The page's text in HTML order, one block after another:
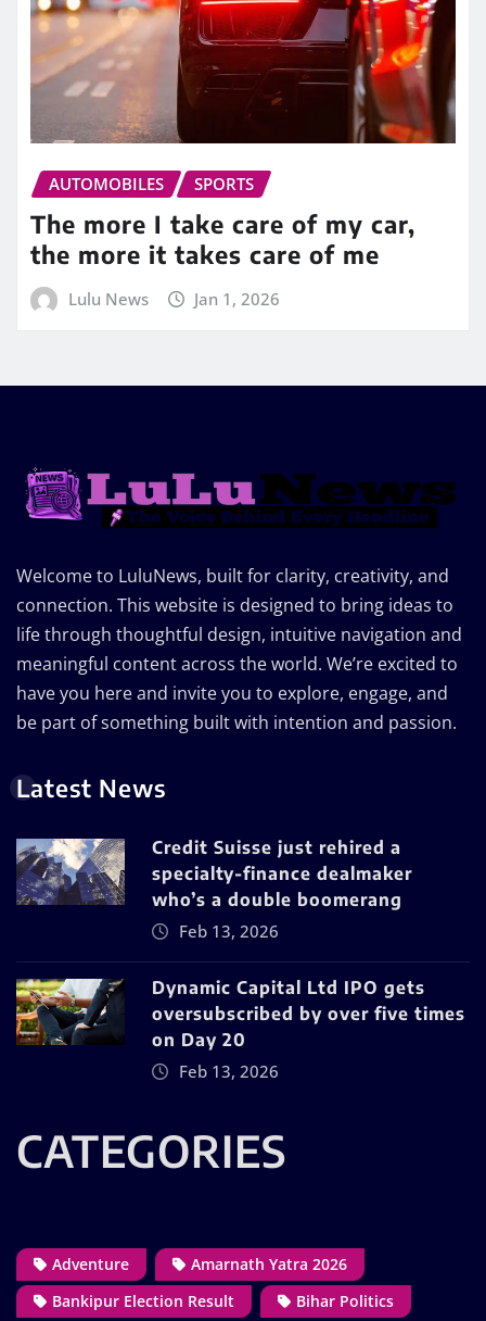
AUTOMOBILES SPORTS
The more I take care of my car,
the more it takes care of me
Lulu News Jan 1, 2026
Welcome to LuluNews, built for clarity, creativity, and
connection. This website is designed to bring ideas to
life through thoughtful design, intuitive navigation and
meaningful content across the world. We’re excited to
have you here and invite you to explore, engage, and
be part of something built with intention and passion.
Latest News
Credit Suisse just rehired a
specialty-finance dealmaker
who’s a double boomerang
Feb 13, 2026
Dynamic Capital Ltd IPO gets
oversubscribed by over five times
on Day 20
Feb 13, 2026
CATEGORIES
Adventure
Amarnath Yatra 2026
Bankipur Election Result
Bihar Politics